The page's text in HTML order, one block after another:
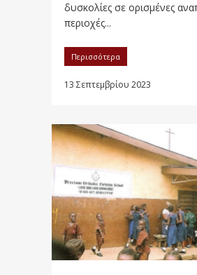
δυσκολίες σε ορισμένες
περιοχές...
Περισσότερα
13 Σεπτεμβρίου 2023